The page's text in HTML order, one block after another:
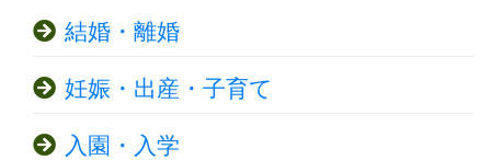
結婚・離婚
妊娠・出産・子育て
入園・入学